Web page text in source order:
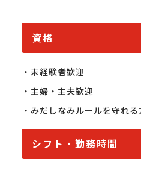
資格
・未経験者歓迎
・主婦・主夫歓迎
・みだしなみルールを守れる
シフト・勤務時間